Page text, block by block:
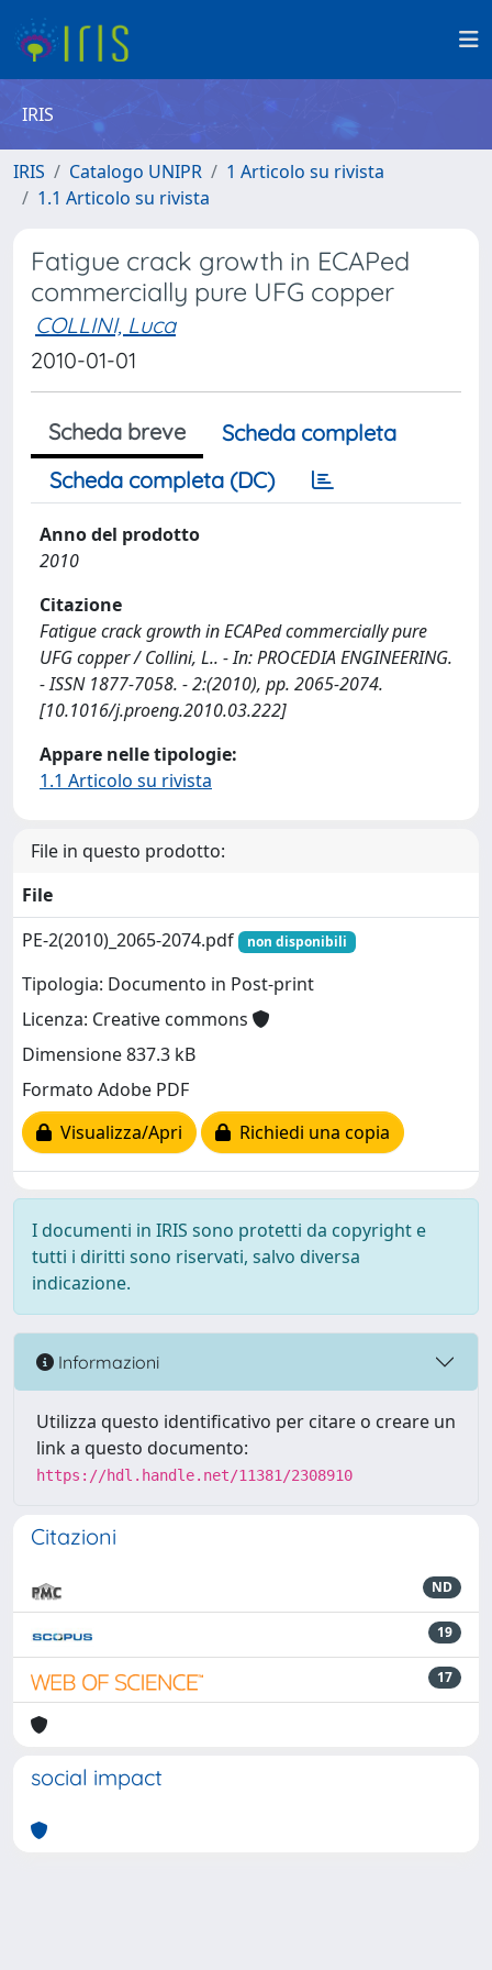
IRIS
IRIS Catalogo UNIPR
1 Articolo su rivista
1.1 Articolo su rivista
Fatigue crack growth in ECAPed
commercially pure UFG copper
COLLINI, Luca
2010-01-01
Scheda breve
Scheda completa
Scheda completa (DC)
Anno del prodotto
2010
Citazione
Fatigue crack growth in ECAPed commercially pure
UFG copper / Collini, L.. - In: PROCEDIA ENGINEERING.
- ISSN 1877-7058. - 2:(2010), pp. 2065-2074.
[10.1016/j.proeng.2010.03.222]
Appare nelle tipologie:
1.1 Articolo su rivista
File in questo prodotto:
File
PE-2(2010)_2065-2074.pdf
non disponibili
Tipologia: Documento in Post-print
Licenza: Creative commons
Dimensione 837.3 kB
Formato Adobe PDF
Visualizza/Apri
Richiedi una copia
I documenti in IRIS sono protetti da copyright e
tutti i diritti sono riservati, salvo diversa
indicazione.
Informazioni
Utilizza questo identificativo per citare o creare un
link a questo documento:
https://hdl.handle.net/11381/2308910
Citazioni
ND
19
17
social impact